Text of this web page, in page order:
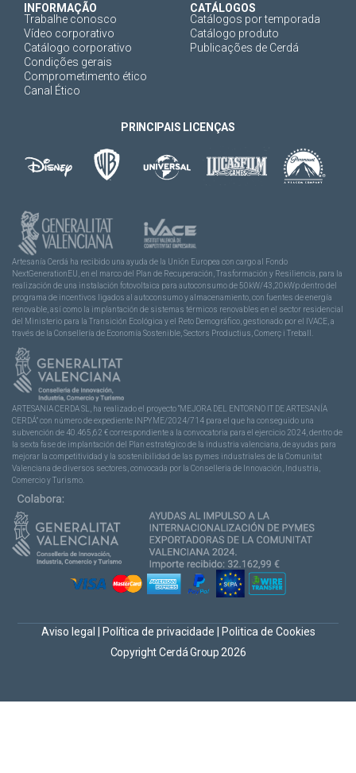
INFORMAÇÃO
Trabalhe conosco
Vídeo corporativo
Catálogo corporativo
Condições gerais
Comprometimento ético
Canal Ético
CATÁLOGOS
Catálogos por temporada
Catálogo produto
Publicações de Cerdá
PRINCIPAIS LICENÇAS
Artesanía Cerdá ha recibido una ayuda de la Unión Europea con cargo al Fondo
NextGenerationEU, en el marco del Plan de Recuperación, Trasformación y Resiliencia, para la
realización de una instalación fotovoltaica para autoconsumo de 50kW/43,20kWp dentro del
programa de incentivos ligados al autoconsumo y almacenamiento, con fuentes de energía
renovable, así como la implantación de sistemas térmicos renovables en el sector residencial
del Ministerio para la Transición Ecológica y el Reto Demográfico, gestionado por el IVACE, a
través de la Consellería de Economía Sostenible, Sectors Productius, Comerç i Treball.
ARTESANIA CERDA SL, ha realizado el proyecto “MEJORA DEL ENTORNO IT DE ARTESANÍA
CERDÁ” con número de expediente INPYME/2024/714 para el que ha conseguido una
subvención de 40.465,62 € correspondiente a la convocatoria para el ejercicio 2024, dentro de
la sexta fase de implantación del Plan estratégico de la industria valenciana, de ayudas para
mejorar la competitividad y la sostenibilidad de las pymes industriales de la Comunitat
Valenciana de diversos sectores, convocada por la Conselleria de Innovación, Industria,
Comercio y Turismo.
Copyright Cerdá Group 2026
Aviso legal Política de privacidade Politica de Cookies